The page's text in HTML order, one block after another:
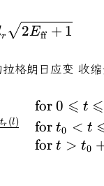
l = l_{r}
r 2Eff + 1
拉格朗日应变 收
tr (l)
for0 ⩽ t ⩽
fort0 < t
fort > t0